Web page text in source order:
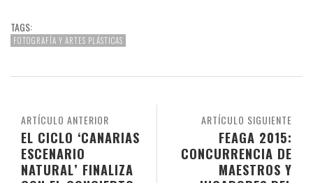
TAGS:
FOTOGRAFÍA Y ARTES PLÁSTICAS
ARTÍCULO SIGUIENTE
FEAGA 2015:
CONCURRENCIA DE
MAESTROS Y
ARTÍCULO ANTERIOR
EL CICLO ‘CANARIAS
ESCENARIO
NATURAL’ FINALIZA